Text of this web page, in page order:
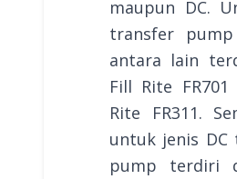
maupun DC.
transfer
antara lain
Fill Rite
Rite FR311.
untuk jenis DC
pump terdiri